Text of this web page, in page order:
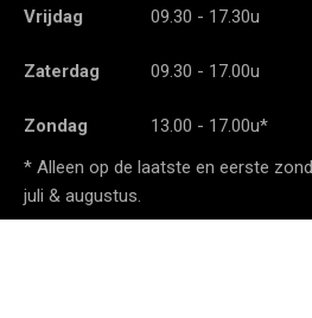
Vrijdag 09.30 - 17.30u
Zaterdag 09.30 - 17.00u
Zondag
13.00 - 17.00u*
* Alleen op de laatste en eerste
juli & augustus.